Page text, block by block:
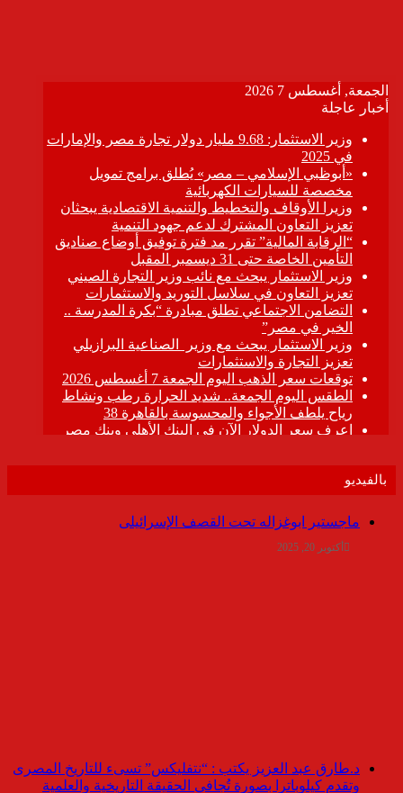
بالفيديو
ماجستير ابوغزاله تحت القصف الإسرائيلى
أكتوبر 20, 2025
د.طارق عبد العزيز يكتب : “نتفليكس” تسىء للتاريخ المصرى
وتقدم كيلوباترا بصورة تُجافي الحقيقة التاريخية والعلمية